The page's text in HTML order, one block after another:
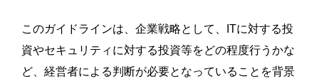
このガイドラインは、企業戦略として、ITに対する投
資やセキュリティに対する投資等をどの程度行うかな
ど、経営者による判断が必要となっていることを背景